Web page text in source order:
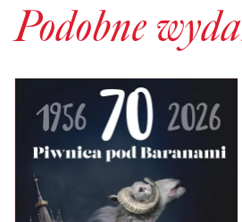
Podobne